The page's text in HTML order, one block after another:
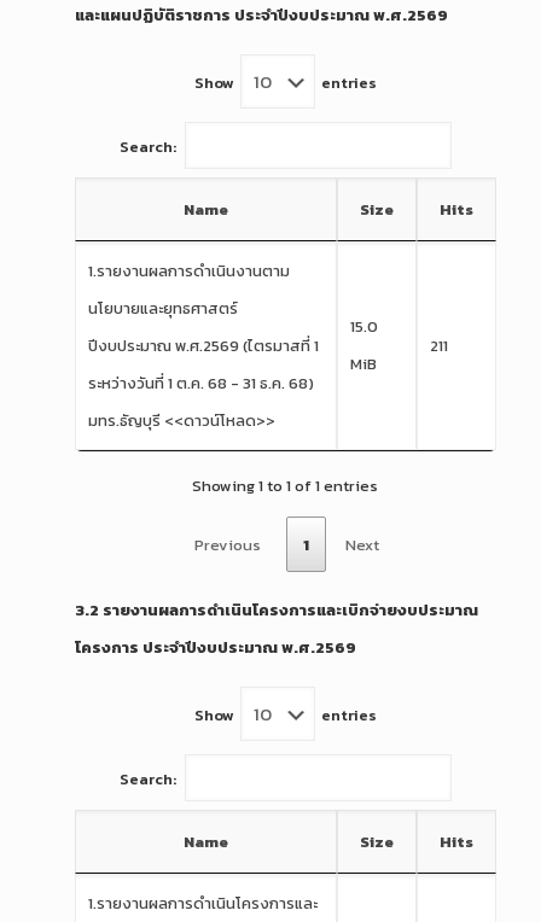
และแผนปฏิบัติราชการ ประจำปีงบประมาณ พ.ศ.2569
Show entries
Search:
Name Size Hits
1.รายงานผลการดำเนินงานตาม
นโยบายและยุทธศาสตร์
ปีงบประมาณ พ.ศ.2569 (ไตรมาสที่ 1
ระหว่างวันที่ 1 ต.ค. 68 - 31 ธ.ค. 68)
มทร.ธัญบุรี <<ดาวน์โหลด>>
15.0
MiB
211
Showing 1 to 1 of 1 entries
Previous 1 Next
3.2 รายงานผลการดำเนินโครงการและเบิกจ่ายงบประมาณ
โครงการ ประจำปีงบประมาณ พ.ศ.2569
Show entries
Search:
Name Size Hits
1.รายงานผลการดำเนินโครงการและ